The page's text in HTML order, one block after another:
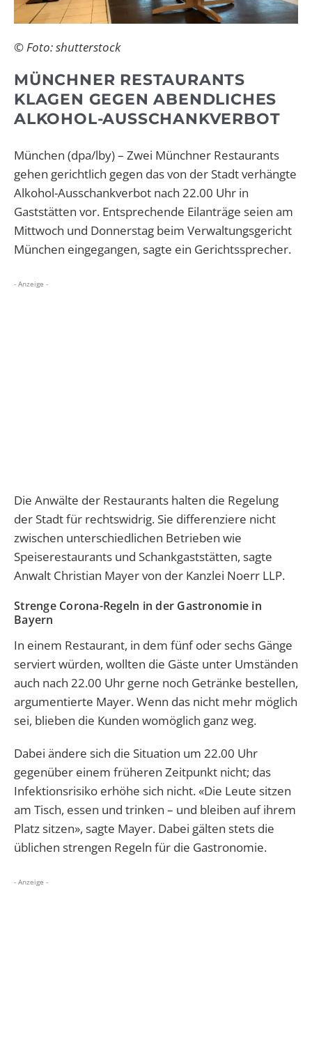
© Foto: shutterstock
MÜNCHNER RESTAURANTS
KLAGEN GEGEN ABENDLICHES
ALKOHOL-AUSSCHANKVERBOT
München (dpa/lby) – Zwei Münchner Restaurants
gehen gerichtlich gegen das von der Stadt verhängte
Alkohol-Ausschankverbot nach 22.00 Uhr in
Gaststätten vor. Entsprechende Eilanträge seien am
Mittwoch und Donnerstag beim Verwaltungsgericht
München eingegangen, sagte ein Gerichtssprecher.
- Anzeige -
Die Anwälte der Restaurants halten die Regelung
der Stadt für rechtswidrig. Sie differenziere nicht
zwischen unterschiedlichen Betrieben wie
Speiserestaurants und Schankgaststätten, sagte
Anwalt Christian Mayer von der Kanzlei Noerr LLP.
Strenge Corona-Regeln in der Gastronomie in
Bayern
In einem Restaurant, in dem fünf oder sechs Gänge
serviert würden, wollten die Gäste unter Umständen
auch nach 22.00 Uhr gerne noch Getränke bestellen,
argumentierte Mayer. Wenn das nicht mehr möglich
sei, blieben die Kunden womöglich ganz weg.
Dabei ändere sich die Situation um 22.00 Uhr
gegenüber einem früheren Zeitpunkt nicht; das
Infektionsrisiko erhöhe sich nicht. «Die Leute sitzen
am Tisch, essen und trinken – und bleiben auf ihrem
Platz sitzen», sagte Mayer. Dabei gälten stets die
üblichen strengen Regeln für die Gastronomie.
- Anzeige -